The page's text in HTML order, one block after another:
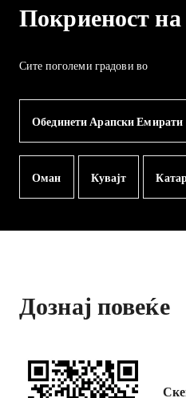
Покриеност на
Сите поголеми градови во
Обединети Арапски Емирати
Оман Кувајт
Дознај повеќе